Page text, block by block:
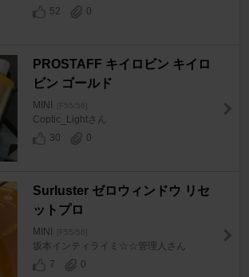
52
0
PROSTAFF キイロビン キイロ
ビン ゴールド
MINI [F55/56]
Coptic_Lightさん
30
0
Surluster ゼロウィンドウ リセ
ットプロ
MINI [F55/56]
坂本インティライミ☆☆管理人さん
7
0